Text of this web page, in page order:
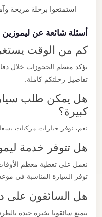
استمتعوا برحلة مريحة
أسئلة شائعة عن ليموزين
كم من الوقت
نؤكد معظم الحجوزات خلال
تفاصيل رحلتكم كاملة.
هل يمكن طلب
كبيرة؟
نعم، نوفر خيارات مركبات
هل تتوفر خدمة
نعمل على تغطية معظم
توفر السيارة المناسبة في
هل السائقون على
يتمتع سائقونا بخبرة جيدة